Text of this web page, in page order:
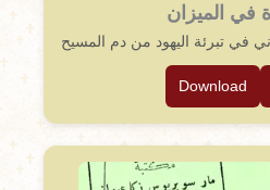
في الميزان
في تبرئة اليهود من دم المسيح
Download